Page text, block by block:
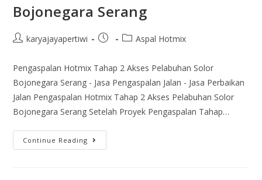
Bojonegara Serang
karyajayapertiwi Aspal Hotmix
Pengaspalan Hotmix Tahap 2 Akses Pelabuhan Solor
Bojonegara Serang - Jasa Pengaspalan Jalan - Jasa Perbaikan
Jalan Pengaspalan Hotmix Tahap 2 Akses Pelabuhan Solor
Bojonegara Serang Setelah Proyek Pengaspalan Tahap…
Continue Reading